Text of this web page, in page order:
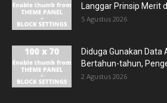
Langgar Prinsip Merit
5 Agustus 2026
Diduga Gunakan Data
Bertahun-tahun,
2 Agustus 2026